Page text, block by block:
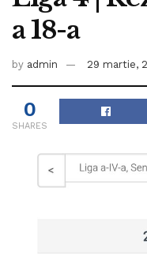
a 18-a
by admin 29 martie,
0
SHARES